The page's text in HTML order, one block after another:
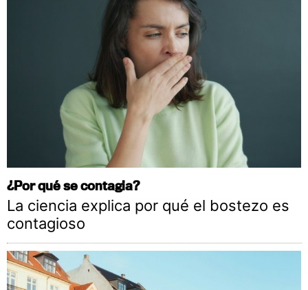
¿Por qué se contagia?
La ciencia explica por qué el bostezo es
contagioso